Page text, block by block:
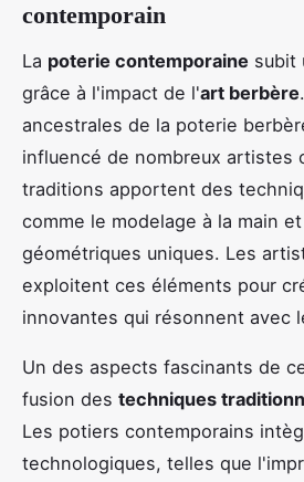
contemporain
La poterie contemporaine subit
grâce à l'impact de l'art berbère
ancestrales de la poterie
influencé de nombreux artistes
traditions apportent des
comme le modelage à la main
géométriques uniques. Les
exploitent ces éléments pour
innovantes qui résonnent avec
Un des aspects fascinants de
fusion des techniques
Les potiers contemporains
technologiques, telles que